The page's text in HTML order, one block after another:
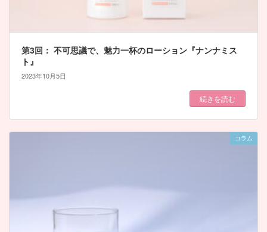
第3回： 不可思議で、魅力一杯のローション『ナンナミス
ト』
2023年10月5日
続きを読む
コラム